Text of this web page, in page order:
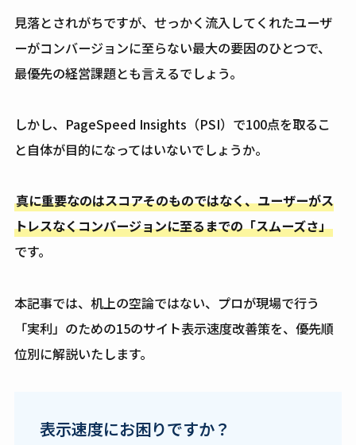
見落とされがちですが、せっかく流入してくれたユーザ
ーがコンバージョンに至らない最大の要因のひとつで、
最優先の経営課題とも言えるでしょう。
しかし、PageSpeed Insights（PSI）で100点を取るこ
と自体が目的になってはいないでしょうか。
真に重要なのはスコアそのものではなく、ユーザーがス
トレスなくコンバージョンに至るまでの「スムーズさ」
です。
本記事では、机上の空論ではない、プロが現場で行う
「実利」のための15のサイト表示速度改善策を、優先順
位別に解説いたします。
表示速度にお困りですか？